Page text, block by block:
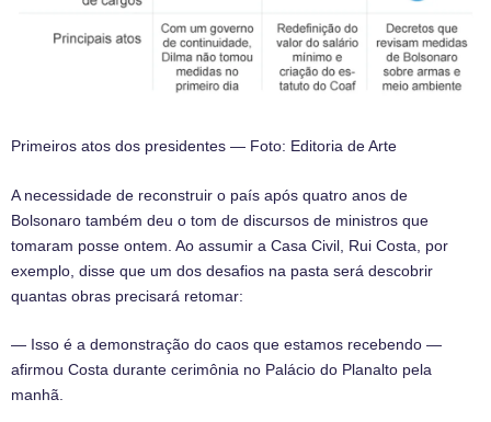
Primeiros atos dos presidentes — Foto: Editoria de Arte
A necessidade de reconstruir o país após quatro anos de
Bolsonaro também deu o tom de discursos de ministros que
tomaram posse ontem. Ao assumir a Casa Civil, Rui Costa, por
exemplo, disse que um dos desafios na pasta será descobrir
quantas obras precisará retomar:
— Isso é a demonstração do caos que estamos recebendo —
afirmou Costa durante cerimônia no Palácio do Planalto pela
manhã.